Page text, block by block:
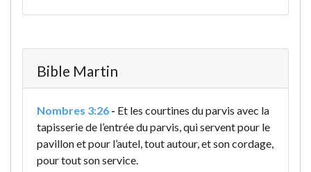
Bible Martin
Nombres 3:26 - Et les courtines du parvis avec la
tapisserie de l’entrée du parvis, qui servent pour le
pavillon et pour l’autel, tout autour, et son cordage,
pour tout son service.